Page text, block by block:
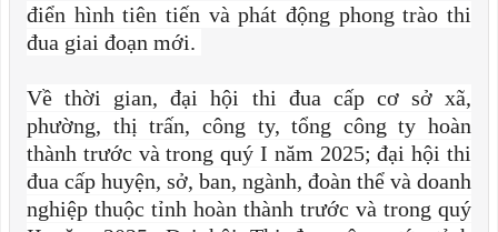
điển hình tiên tiến và phát động phong trào thi
đua giai đoạn mới.
Về thời gian, đại hội thi đua cấp cơ sở xã,
phường, thị trấn, công ty, tổng công ty hoàn
thành trước và trong quý I năm 2025; đại hội thi
đua cấp huyện, sở, ban, ngành, đoàn thể và doanh
nghiệp thuộc tỉnh hoàn thành trước và trong quý